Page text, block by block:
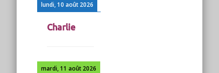
lundi, 10 août 2026
Charlie
mardi, 11 août 2026